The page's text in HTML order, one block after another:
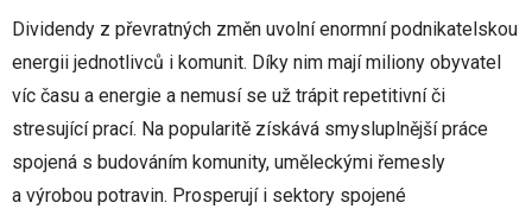
Dividendy z převratných změn uvolní enormní podnikatelskou
energii jednotlivců i komunit. Díky nim mají miliony obyvatel
víc času a energie a nemusí se už trápit repetitivní či
stresující prací. Na popularitě získává smysluplnější práce
spojená s budováním komunity, uměleckými řemesly
a výrobou potravin. Prosperují i sektory spojené